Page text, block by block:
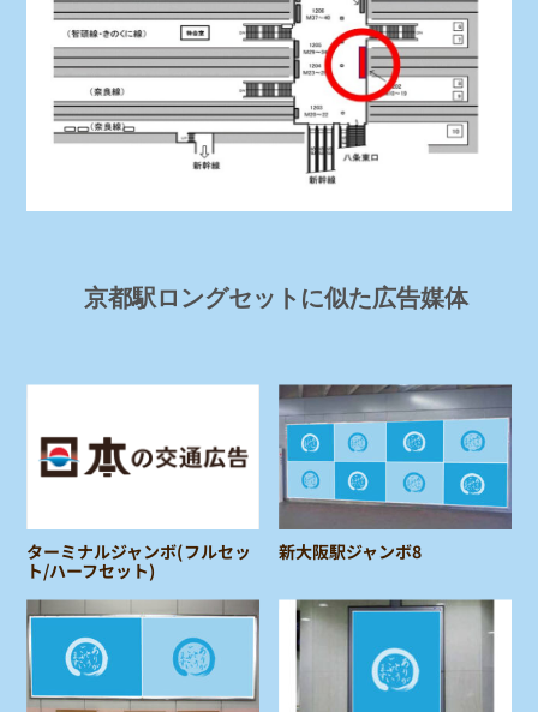
京都駅ロングセットに似た広告媒体
ターミナルジャンボ(フルセッ
ト/ハーフセット)
新大阪駅ジャンボ8